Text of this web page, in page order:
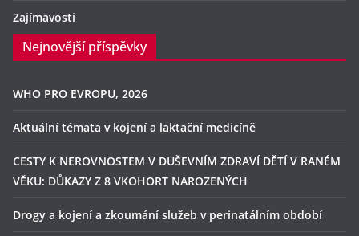
Zajímavosti
Nejnovější příspěvky
WHO PRO EVROPU, 2026
Aktuální témata v kojení a laktační medicíně
CESTY K NEROVNOSTEM V DUŠEVNÍM ZDRAVÍ DĚTÍ V RANÉM
VĚKU: DŮKAZY Z 8 VKOHORT NAROZENÝCH
Drogy a kojení a zkoumání služeb v perinatálním období